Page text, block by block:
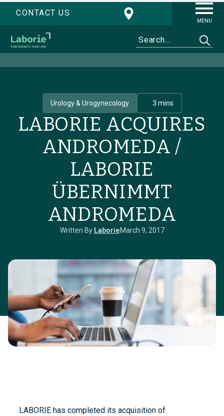
CONTACT US
MENU
Urology & Urogynecology 3 mins
LABORIE ACQUIRES
ANDROMEDA /
LABORIE
ÜBERNIMMT
ANDROMEDA
Written By LaborieMarch 9, 2017
LABORIE has completed its acquisition of